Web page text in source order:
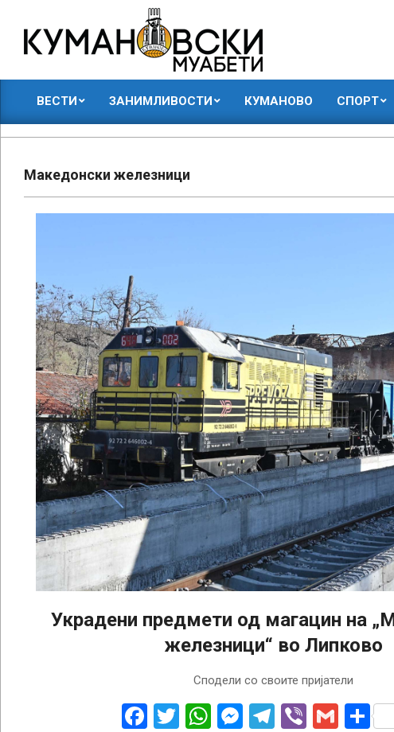
content
КУМАНОВСКИ
МУАБЕТИ
ВЕСТИ ЗАНИМЛИВОСТИ КУМАНОВО СПОРТ
Македонски железници
Украдени предмети од магацин на
железници“ во Липково
Сподели со своите пријатели
Facebook
Twitter
WhatsApp
Messenger
Telegram
ViberGmail